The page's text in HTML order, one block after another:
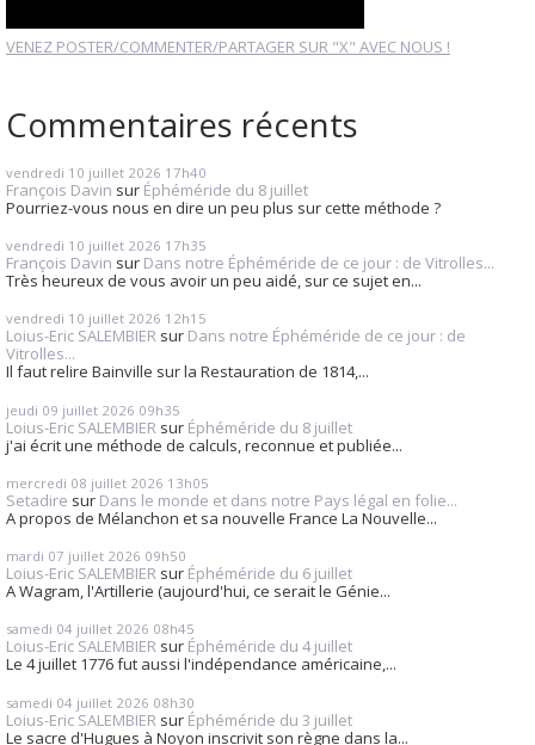
VENEZ POSTER/COMMENTER/PARTAGER SUR "X" AVEC NOUS !
Commentaires récents
vendredi 10 juillet 2026 17h40
François Davin sur Éphéméride du 8 juillet
Pourriez-vous nous en dire un peu plus sur cette méthode ?
vendredi 10 juillet 2026 17h35
François Davin sur Dans notre Éphéméride de ce jour : de Vitrolles...
Très heureux de vous avoir un peu aidé, sur ce sujet en...
vendredi 10 juillet 2026 12h15
Loius-Eric SALEMBIER sur Dans notre Éphéméride de ce jour : de
Vitrolles...
Il faut relire Bainville sur la Restauration de 1814,...
jeudi 09 juillet 2026 09h35
Loius-Eric SALEMBIER sur Éphéméride du 8 juillet
j'ai écrit une méthode de calculs, reconnue et publiée...
mercredi 08 juillet 2026 13h05
Setadire sur Dans le monde et dans notre Pays légal en folie...
A propos de Mélanchon et sa nouvelle France La Nouvelle...
mardi 07 juillet 2026 09h50
Loius-Eric SALEMBIER sur Éphéméride du 6 juillet
A Wagram, l'Artillerie (aujourd'hui, ce serait le Génie...
samedi 04 juillet 2026 08h45
Loius-Eric SALEMBIER sur Éphéméride du 4 juillet
Le 4 juillet 1776 fut aussi l'indépendance américaine,...
samedi 04 juillet 2026 08h30
Loius-Eric SALEMBIER sur Éphéméride du 3 juillet
Le sacre d'Hugues à Noyon inscrivit son règne dans la...